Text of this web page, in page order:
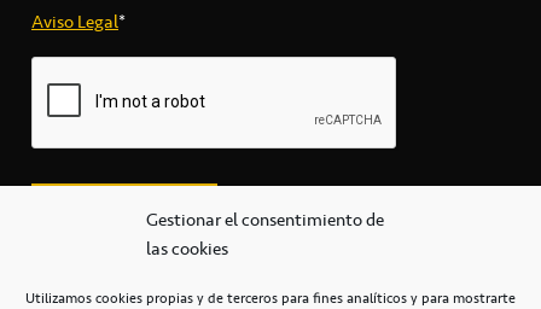
Gestionar el consentimiento de
las cookies
Utilizamos cookies propias y de terceros para fines analíticos y para mostrarte
Aviso Legal*